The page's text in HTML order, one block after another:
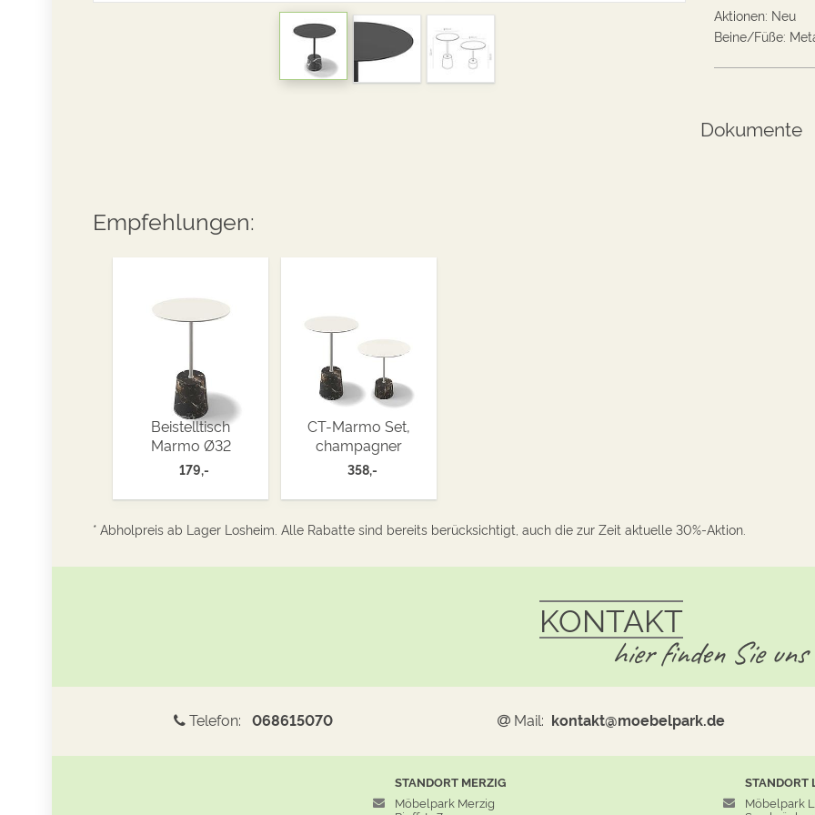
Aktionen: Neu
Beine/Füße:
Dokumente
Empfehlungen:
Beistelltisch
Marmo Ø32
179,-
CT-Marmo Set,
champagner
358,-
* Abholpreis ab Lager Losheim. Alle Rabatte sind bereits berücksichtigt, auch die zur Zeit aktuelle 30%-Aktion.
KONTAKT
hier finden Sie uns
Telefon:068615070 Mail: kontakt@moebelpark.de
STANDORT MERZIG
Möbelpark Merzig
STANDORT
Möbelpark